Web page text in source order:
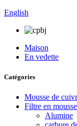
English
Maison
En vedette
Catégories
Mousse de
Filtre en
Alumine